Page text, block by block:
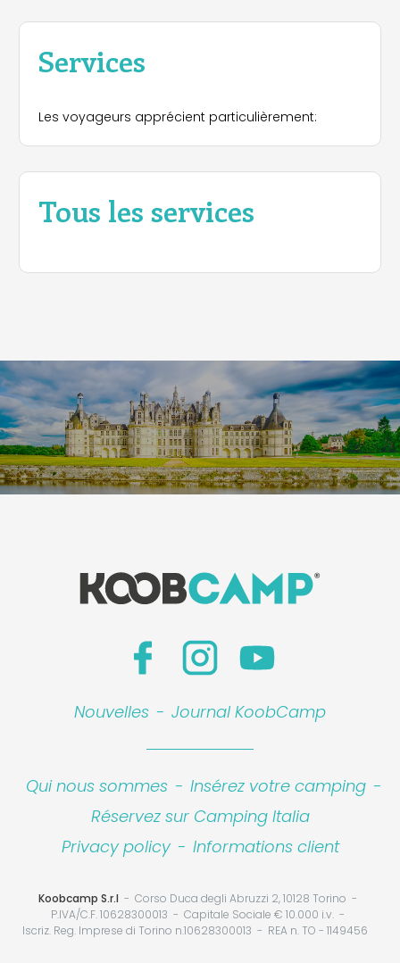
Services
Les voyageurs apprécient particulièrement:
Tous les services
Nouvelles - Journal KoobCamp
Qui nous sommes - Insérez votre camping -
Réservez sur Camping Italia
Privacy policy - Informations client
Koobcamp S.r.l
Corso Duca degli Abruzzi 2, 10128 Torino
P.IVA/C.F. 10628300013
Capitale Sociale € 10.000 i.v.
Iscriz. Reg. Imprese di Torino n.10628300013
REA n. TO - 1149456